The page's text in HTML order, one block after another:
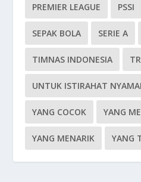
PREMIER LEAGUE PSSI
SEPAK BOLA SERIE A
TIMNAS INDONESIA
UNTUK ISTIRAHAT
YANG COCOK YANG
YANG MENARIK YANG